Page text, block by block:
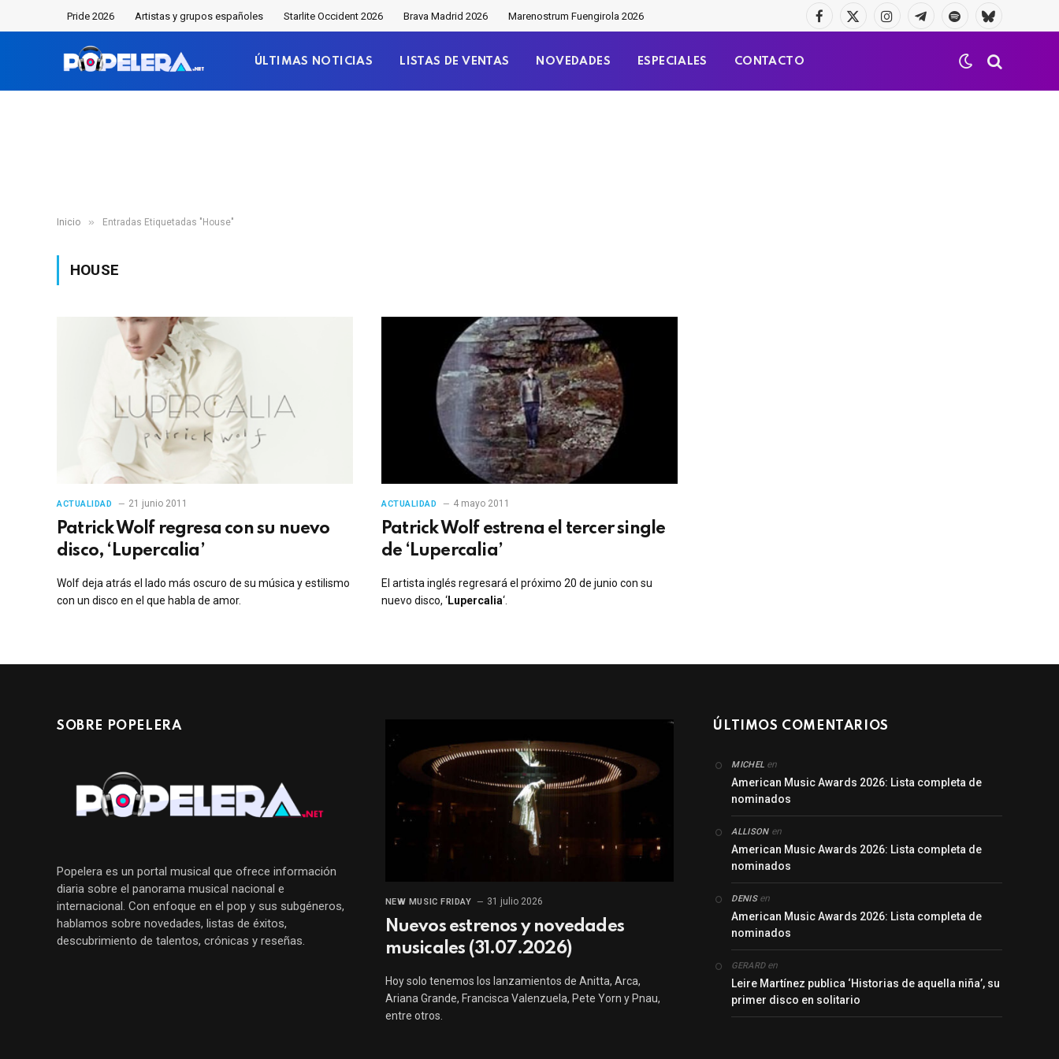
Pride 2026 Artistas y grupos españoles Starlite Occident 2026 Brava Madrid 2026 Marenostrum Fuengirola 2026
Facebook
X
InstagramTelegramaSpotifyBluesky
ÚLTIMAS NOTICIAS LISTAS DE VENTAS NOVEDADES ESPECIALES CONTACTO
Inicio » Entradas Etiquetadas "House"
HOUSE
ACTUALIDAD 21 junio 2011
Patrick Wolf regresa con su nuevo
disco, ‘Lupercalia’
Wolf deja atrás el lado más oscuro de su música y estilismo
con un disco en el que habla de amor.
ACTUALIDAD 4 mayo 2011
Patrick Wolf estrena el tercer single
de ‘Lupercalia’
El artista inglés regresará el próximo 20 de junio con su
nuevo disco, ‘Lupercalia‘.
SOBRE POPELERA
Popelera es un portal musical que ofrece información
diaria sobre el panorama musical nacional e
internacional. Con enfoque en el pop y sus subgéneros,
hablamos sobre novedades, listas de éxitos,
descubrimiento de talentos, crónicas y reseñas.
NEW MUSIC FRIDAY 31 julio 2026
Nuevos estrenos y novedades
musicales (31.07.2026)
Hoy solo tenemos los lanzamientos de Anitta, Arca,
Ariana Grande, Francisca Valenzuela, Pete Yorn y Pnau,
entre otros.
ÚLTIMOS COMENTARIOS
MICHEL en
American Music Awards 2026: Lista completa de
nominados
ALLISONen
American Music Awards 2026: Lista completa de
nominados
DENISen
American Music Awards 2026: Lista completa de
nominados
GERARDen
Leire Martínez publica ‘Historias de aquella niña’, su
primer disco en solitario